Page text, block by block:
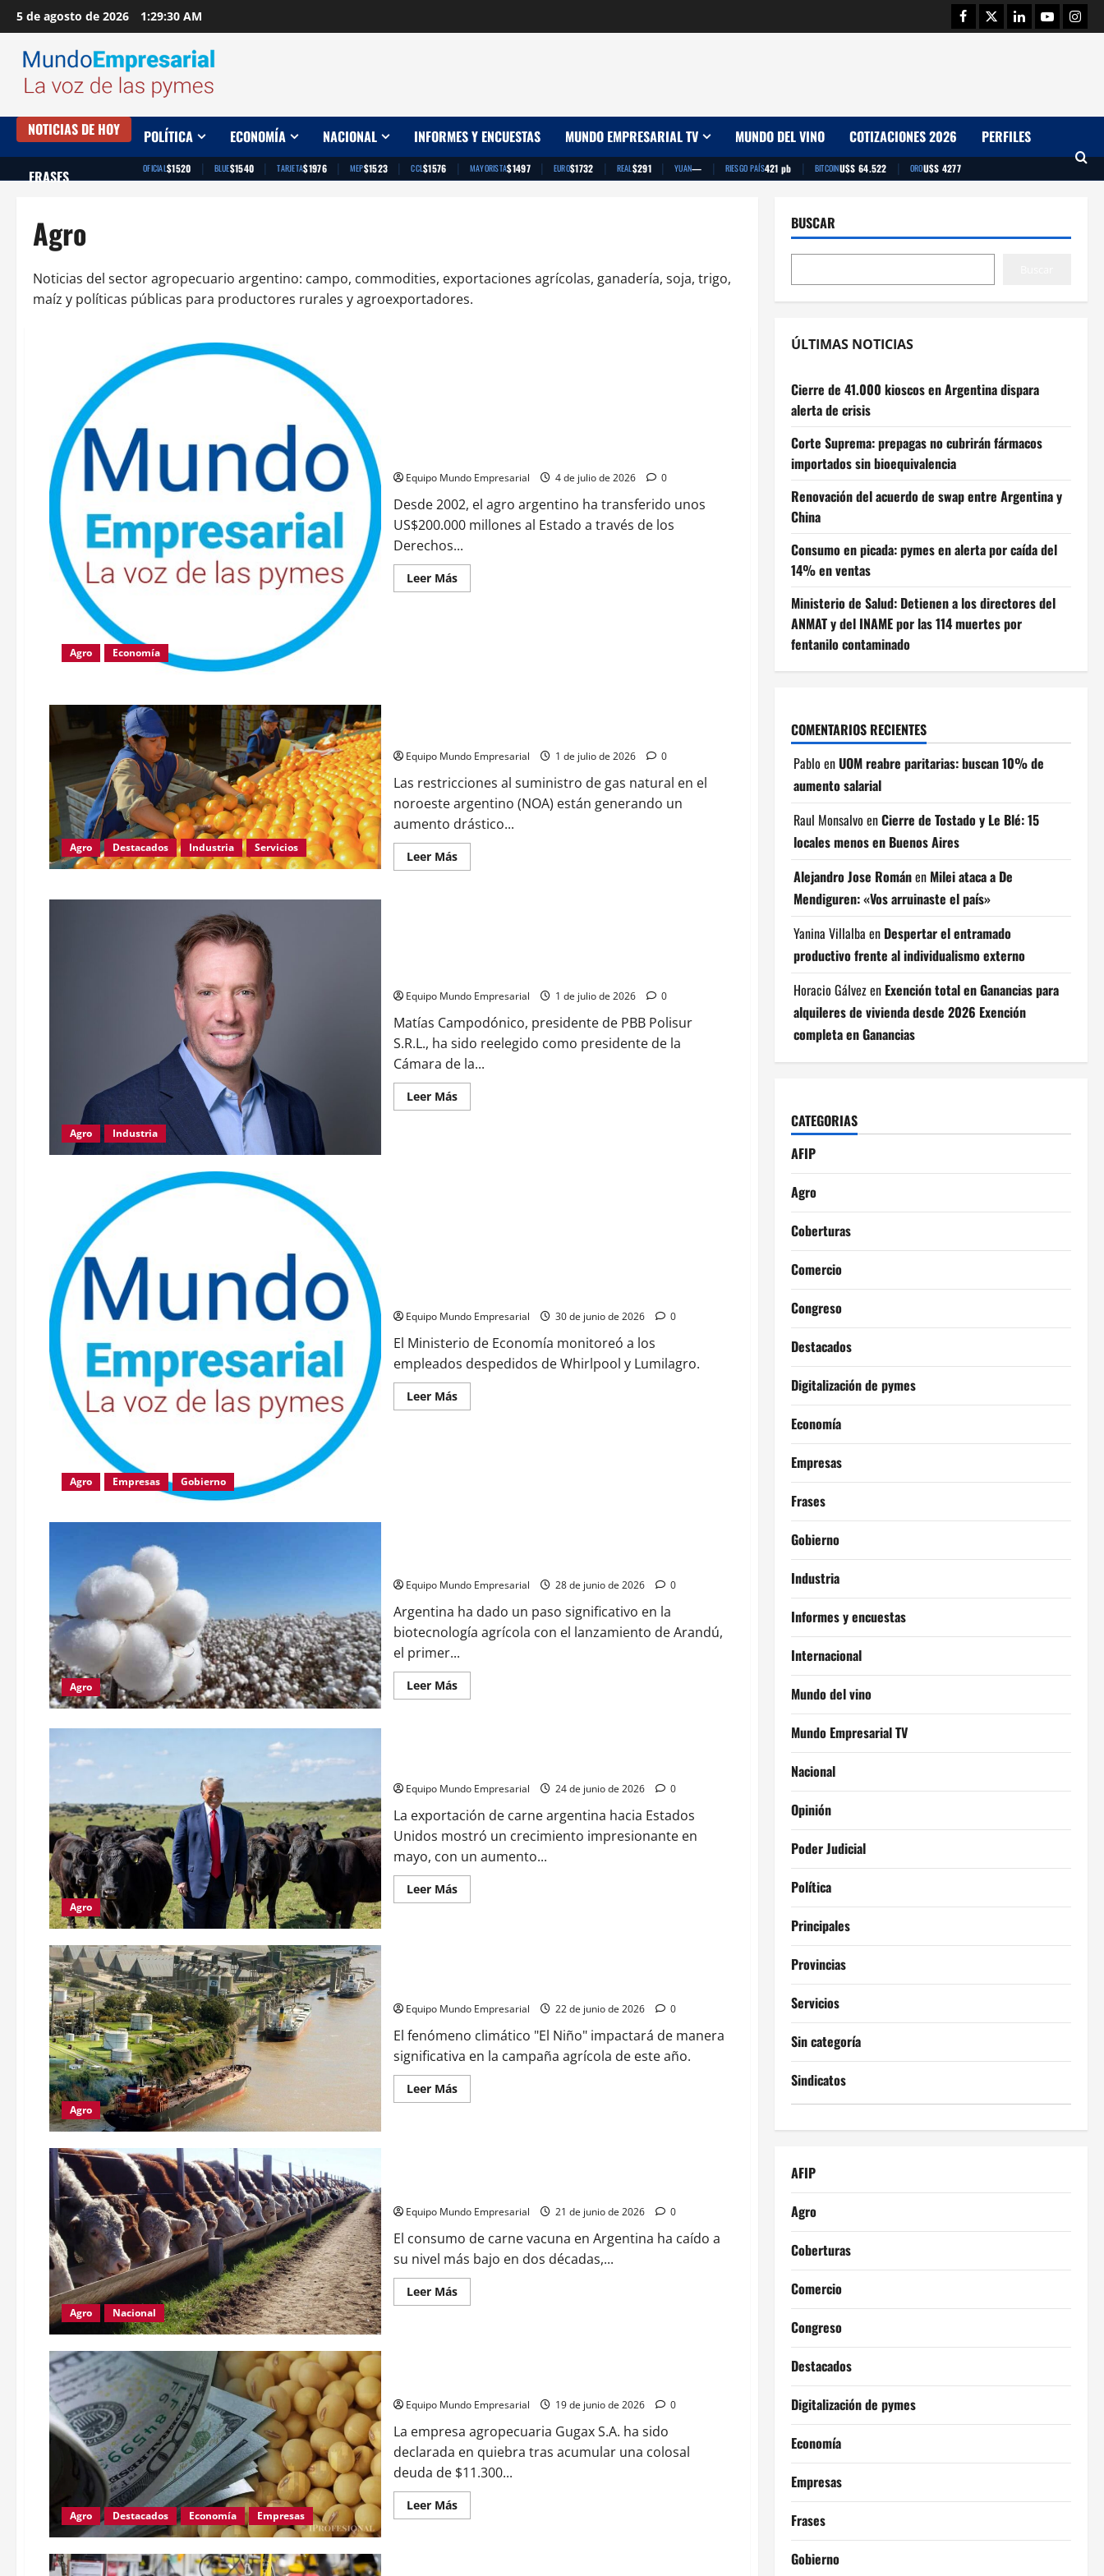
Saltar
al
contenido
5 de agosto de 2026 1:29:31 AM Facebook
TwitterLinkedinYoutube
NOTICIAS DE HOY POLÍTICA ECONOMÍA NACIONAL INFORMES Y ENCUESTAS MUNDO EMPRESARIAL TV MUNDO DEL VINO COTIZACIONES 2026 PERFILES
FRASES OFICIAL$1520 | BLUE$1540 | TARJETA$1976 | MEP$1523 | CCL$1576 | MAYORISTA$1497 | EURO$1732 | REAL$291 | YUAN— | RIESGO PAÍS421 pb | BITCOINU$S 64.522 | OROU$S 4277
Agro
Noticias del sector agropecuario argentino: campo, commodities, exportaciones agrícolas, ganadería, soja, trigo,
maíz y políticas públicas para productores rurales y agroexportadores.
Agro Economía
Equipo Mundo Empresarial 4 de julio de 2026 0
Desde 2002, el agro argentino ha transferido unos
US$200.000 millones al Estado a través de los
Derechos...
Leer MásLeer
más
retenciones
Agro Destacados Industria Servicios
Equipo Mundo Empresarial 1 de julio de 2026 0
Las restricciones al suministro de gas natural en el
noroeste argentino (NOA) están generando un
aumento drástico...
Leer MásLeer
más
hasta
9
veces
más
altos
Agro Industria
Equipo Mundo Empresarial 1 de julio de 2026 0
Matías Campodónico, presidente de PBB Polisur
S.R.L., ha sido reelegido como presidente de la
Cámara de la...
Leer MásLeer
más
Agro Empresas Gobierno
Equipo Mundo Empresarial 30 de junio de 2026 0
El Ministerio de Economía monitoreó a los
empleados despedidos de Whirlpool y Lumilagro.
Leer MásLeer
más
Agro
Equipo Mundo Empresarial 28 de junio de 2026 0
Argentina ha dado un paso significativo en la
biotecnología agrícola con el lanzamiento de Arandú,
el primer...
Leer MásLeer
más
reduce
costos
un
30%
Agro
Equipo Mundo Empresarial 24 de junio de 2026 0
La exportación de carne argentina hacia Estados
Unidos mostró un crecimiento impresionante en
mayo, con un aumento...
Leer MásLeer
más
crece
369%
mayo
Agro
Equipo Mundo Empresarial 22 de junio de 2026 0
El fenómeno climático "El Niño" impactará de manera
significativa en la campaña agrícola de este año.
Leer MásLeer
más
USD
millones
Agro Nacional
Equipo Mundo Empresarial 21 de junio de 2026 0
El consumo de carne vacuna en Argentina ha caído a
su nivel más bajo en dos décadas,...
Leer MásLeer
más
nivel
bajo
en
20
años
Agro Destacados Economía Empresas
Equipo Mundo Empresarial 19 de junio de 2026 0
La empresa agropecuaria Gugax S.A. ha sido
declarada en quiebra tras acumular una colosal
deuda de $11.300...
Leer MásLeer
más
BUSCAR
ÚLTIMAS NOTICIAS
Cierre de 41.000 kioscos en Argentina dispara
alerta de crisis
Corte Suprema: prepagas no cubrirán fármacos
importados sin bioequivalencia
Renovación del acuerdo de swap entre Argentina y
China
Consumo en picada: pymes en alerta por caída del
14% en ventas
Ministerio de Salud: Detienen a los directores del
ANMAT y del INAME por las 114 muertes por
fentanilo contaminado
COMENTARIOS RECIENTES
Pablo enUOM reabre paritarias: buscan 10% de
aumento salarial
Raul Monsalvo enCierre de Tostado y Le Blé: 15
locales menos en Buenos Aires
Alejandro Jose Románen Milei ataca a De
Mendiguren: «Vos arruinaste el país»
Yanina Villalba en Despertar el entramado
productivo frente al individualismo externo
Horacio Gálvezen Exención total en Ganancias para
alquileres de vivienda desde 2026 Exención
completa en Ganancias
CATEGORIAS
AFIP
Agro
Coberturas
Comercio
Congreso
Destacados
Digitalización de pymes
Economía
Empresas
Frases
Gobierno
Industria
Informes y encuestas
Internacional
Mundo del vino
Mundo Empresarial TV
Nacional
Opinión
Poder Judicial
Política
Principales
Provincias
Servicios
Sin categoría
Sindicatos
AFIP
Agro
Coberturas
Comercio
Congreso
Destacados
Digitalización de pymes
Economía
Empresas
Frases
Gobierno